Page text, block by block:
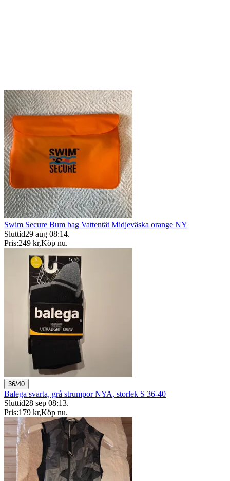
Swim Secure Bum bag Vattentät Midjeväska orange NY
Sluttid29 aug 08:14.
Pris:249 kr,Köp nu.
36/40
Balega svarta, grå strumpor NYA, storlek S 36-40
Sluttid28 sep 08:13.
Pris:179 kr,Köp nu.